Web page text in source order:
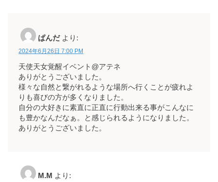
ぱんだ より:
2024年6月26日 7:00 PM
天使天女覚醒イベント@アテネ
ありがとうございました。
様々な自然と繋がれるような場所へ行くことが疲れよ
りも喜びの方が多くなりました。
自分の大好きに素直に正直に行動出来る事がこんなに
も豊かなんだなぁ。と感じられるようになりました。
ありがとうございました。
M.M より: